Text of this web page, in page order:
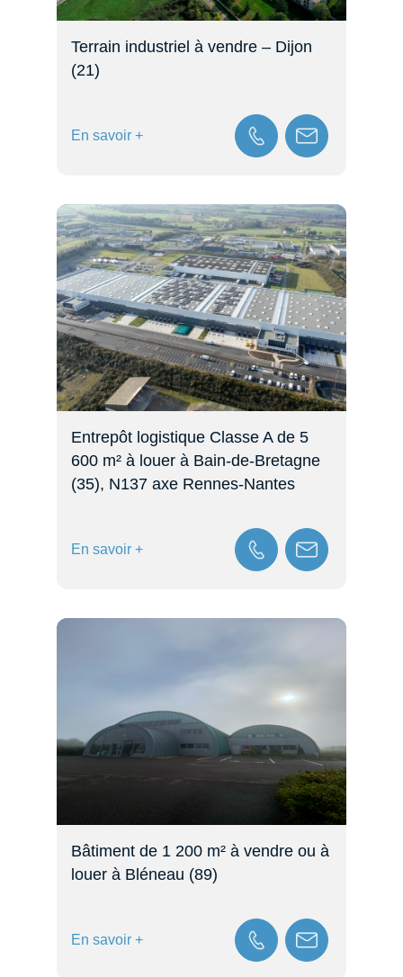
Terrain industriel à vendre – Dijon
(21)
En savoir +
Entrepôt logistique Classe A de 5
600 m² à louer à Bain-de-Bretagne
(35), N137 axe Rennes-Nantes
En savoir +
Bâtiment de 1 200 m² à vendre ou à
louer à Bléneau (89)
En savoir +